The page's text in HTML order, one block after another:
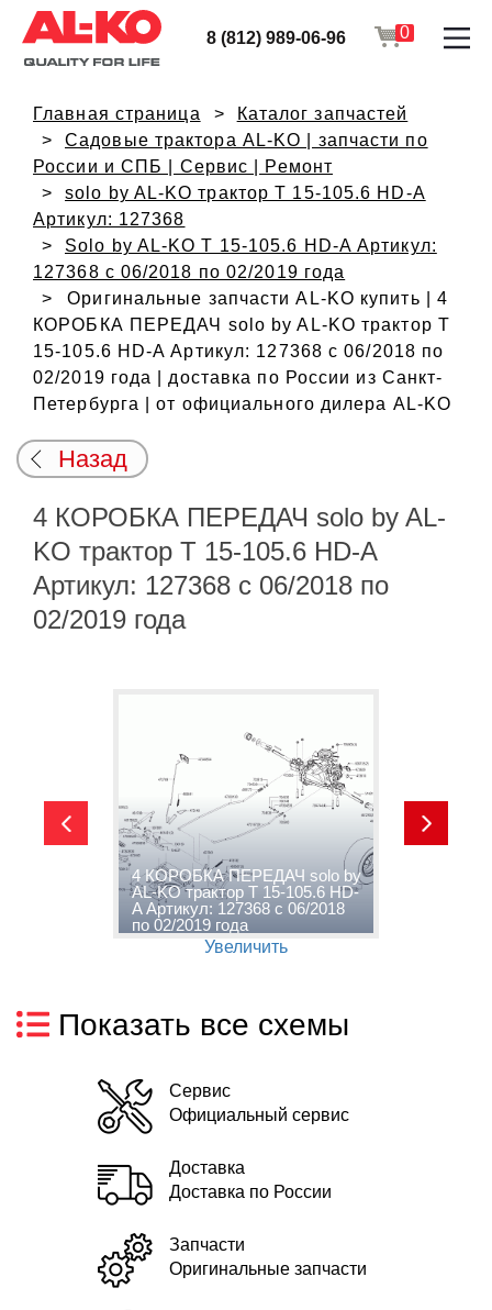
8 (812) 989-06-96 0
Главная страница
Каталог запчастей
Садовые трактора AL-KO | запчасти по
России и СПБ | Сервис | Ремонт
solo by AL-KO трактор T 15-105.6 HD-A
Артикул: 127368
Solo by AL-KO T 15-105.6 HD-A Артикул:
127368 с 06/2018 по 02/2019 года
Оригинальные запчасти AL-KO купить | 4
КОРОБКА ПЕРЕДАЧ solo by AL-KO трактор T
15-105.6 HD-A Артикул: 127368 с 06/2018 по
02/2019 года | доставка по России из Санкт-
Петербурга | от официального дилера AL-KO
Назад
4 КОРОБКА ПЕРЕДАЧ solo by AL-
KO трактор T 15-105.6 HD-A
Артикул: 127368 с 06/2018 по
02/2019 года
4 КОРОБКА ПЕРЕДАЧ solo by
AL-KO трактор T 15-105.6 HD-
A Артикул: 127368 с 06/2018
по 02/2019 года
Увеличить
Показать все схемы
Сервис
Официальный сервис
Доставка
Доставка по России
Запчасти
Оригинальные запчасти